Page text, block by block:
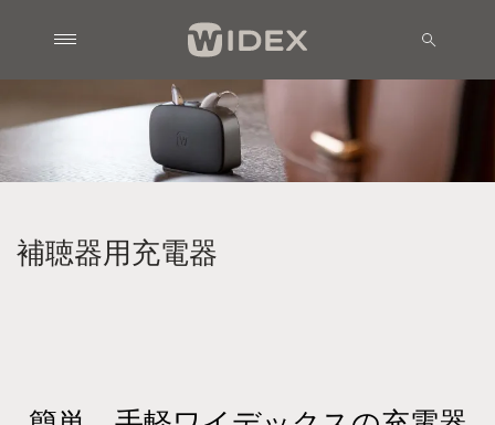
補聴器用充電器